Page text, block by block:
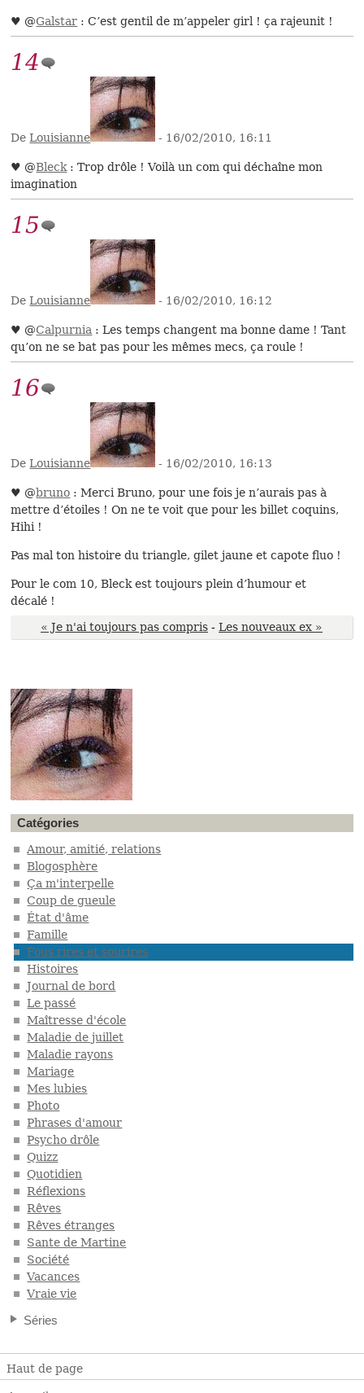
♥ @Galstar : C’est gentil de m’appeler girl ! ça rajeunit !
14
DeLouisianne - 16/02/2010, 16:11
♥ @Bleck: Trop drôle ! Voilà un com qui déchaîne mon
imagination
15
DeLouisianne - 16/02/2010, 16:12
♥ @Calpurnia : Les temps changent ma bonne dame ! Tant
qu’on ne se bat pas pour les mêmes mecs, ça roule !
16
DeLouisianne - 16/02/2010, 16:13
♥ @bruno : Merci Bruno, pour une fois je n’aurais pas à
mettre d’étoiles ! On ne te voit que pour les billet coquins,
Hihi !
Pas mal ton histoire du triangle, gilet jaune et capote fluo !
Pour le com 10, Bleck est toujours plein d’humour et
décalé !
« Je n'ai toujours pas compris - Les nouveaux ex »
Catégories
Amour, amitié, relations
Blogosphère
Ça m'interpelle
Coup de gueule
État d'âme
Famille
Fous rires et sourires
Histoires
Journal de bord
Le passé
Maîtresse d'école
Maladie de juillet
Maladie rayons
Mariage
Mes lubies
Photo
Phrases d'amour
Psycho drôle
Quizz
Quotidien
Réflexions
Rêves
Rêves étranges
Sante de Martine
Société
Vacances
Vraie vie
Séries
Haut de page